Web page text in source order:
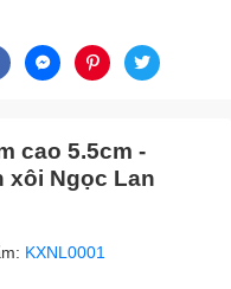
cao 5.5cm -
xôi Ngọc Lan
KXNL0001